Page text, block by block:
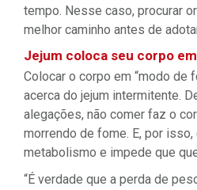
tempo. Nesse caso, procurar
melhor caminho antes de
Jejum coloca seu corpo
Colocar o corpo em “modo de
acerca do jejum intermitente.
alegações, não comer faz o
morrendo de fome. E, por
metabolismo e impede que
“É verdade que a perda de